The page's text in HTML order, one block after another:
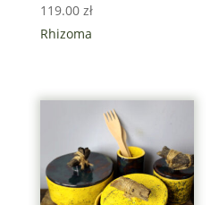
119.00 zł
Rhizoma